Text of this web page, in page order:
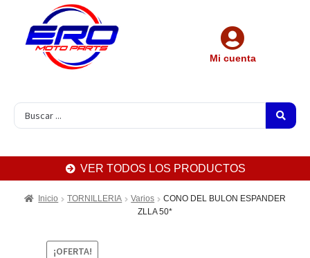
Mi cuenta
VER TODOS LOS PRODUCTOS
Inicio TORNILLERIA Varios
CONO DEL BULON ESPANDER
ZLLA 50*
¡OFERTA!